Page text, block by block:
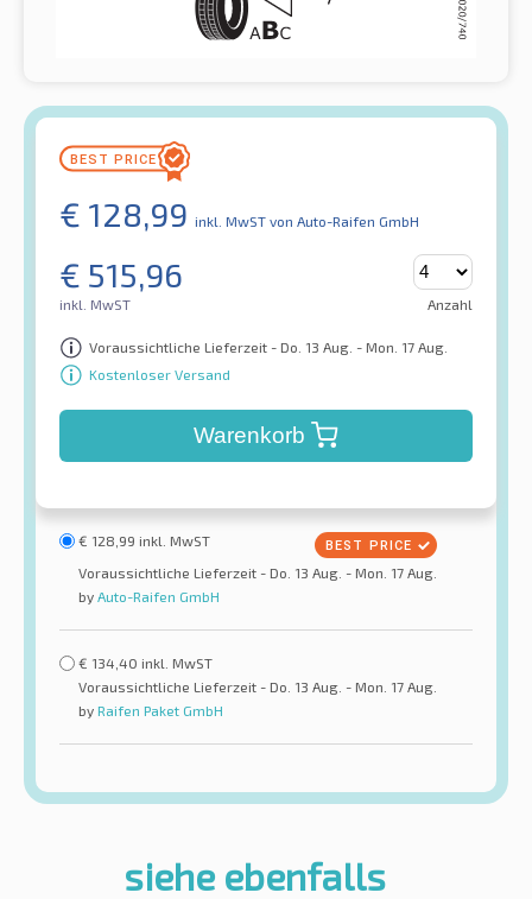
€ 128,99 inkl. MwST von Auto-Raifen GmbH
€ 515,96
inkl. MwST Anzahl
Voraussichtliche Lieferzeit - Do. 13 Aug. - Mon. 17 Aug.
Kostenloser Versand
Warenkorb
€ 128,99 inkl. MwST
Voraussichtliche Lieferzeit - Do. 13 Aug. - Mon. 17 Aug.
by Auto-Raifen GmbH
€ 134,40 inkl. MwST
Voraussichtliche Lieferzeit - Do. 13 Aug. - Mon. 17 Aug.
by Raifen Paket GmbH
siehe ebenfalls